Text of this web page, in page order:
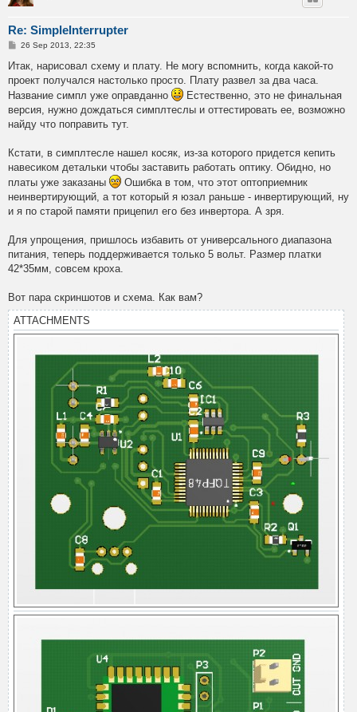
Re: SimpleInterrupter
P
s
26 Sep 2013, 22:35
Итак, нарисовал схему и плату. Не могу вспомнить, когда какой-то
проект получался настолько просто. Плату развел за два часа.
Название симпл уже оправданно
Естественно, это не финальная
версия, нужно дождаться симплтеслы и оттестировать ее, возможно
найду что поправить тут.
Кстати, в симплтесле нашел косяк, из-за которого придется кепить
навесиком детальки чтобы заставить работать оптику. Обидно, но
платы уже заказаны
Ошибка в том, что этот оптоприемник
неинвертирующий, а тот который я юзал раньше - инвертирующий, ну
и я по старой памяти прицепил его без инвертора. А зря.
Для упрощения, пришлось избавить от универсального диапазона
питания, теперь поддерживается только 5 вольт. Размер платки
42*35мм, совсем кроха.
Вот пара скриншотов и схема. Как вам?
ATTACHMENTS